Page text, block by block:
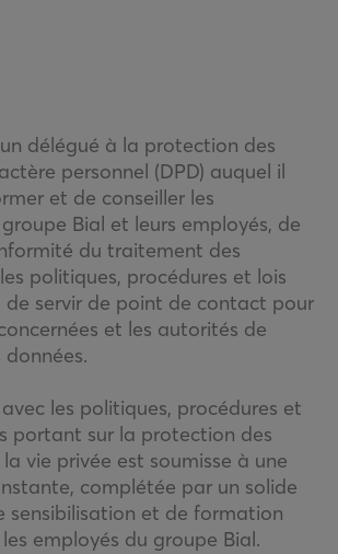
délégué à la protection des
personnel (DPD) auquel il
et de conseiller les
Bial et leurs employés, de
du traitement des
politiques, procédures et lois
de servir de point de contact pour
et les autorités de
les politiques, procédures et
portant sur la protection des
vie privée est soumisse à une
complétée par un solide
sensibilisation et de formation
employés du groupe Bial.